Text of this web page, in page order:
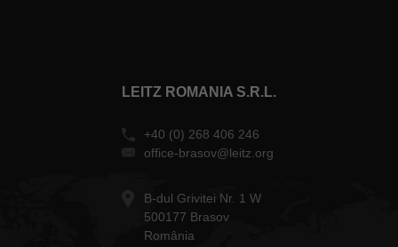
LEITZ ROMANIA S.R.L.
+40 (0) 268 406 246
office-brasov@leitz.org
B-dul Grivitei Nr. 1 W
500177 Brasov
România